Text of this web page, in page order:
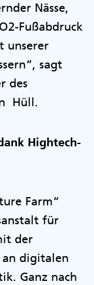
Nässe,
Fußabdruck
unserer
sagt
des
Hüll.
Hightech-
Farm“
für
der
an digitalen
Ganz nach